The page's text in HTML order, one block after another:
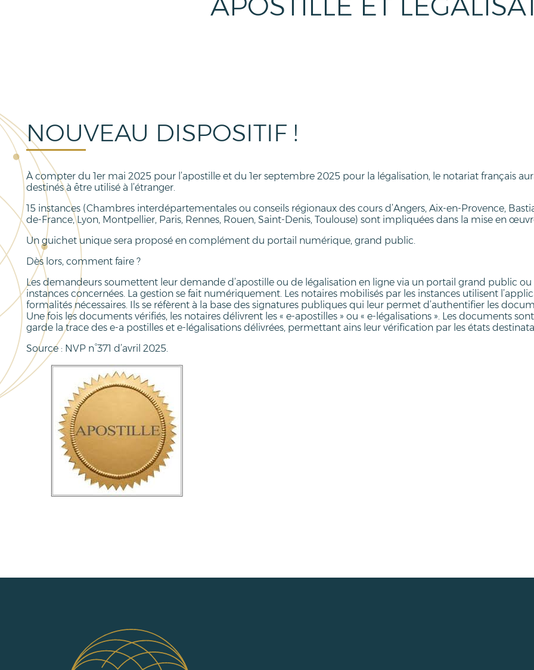
NOUVEAU DISPOSITIF !
À compter du 1er mai 2025 pour l’apostille et du 1er septembre 2025 pour la légalisation, le notariat français
destinés à être utilisé à l’étranger.
15 instances (Chambres interdépartementales ou conseils régionaux des cours d’Angers, Aix-en-Provence,
de-France, Lyon, Montpellier, Paris, Rennes, Rouen, Saint-Denis, Toulouse) sont impliquées dans la mise en
Un guichet unique sera proposé en complément du portail numérique, grand public.
Dès lors, comment faire ?
Les demandeurs soumettent leur demande d’apostille ou de légalisation en ligne via un portail grand public
instances concernées. La gestion se fait numériquement. Les notaires mobilisés par les instances utilisent
formalités nécessaires. Ils se réfèrent à la base des signatures publiques qui leur permet d’authentifier les
Une fois les documents vérifiés, les notaires délivrent les « e-apostilles » ou « e-légalisations ». Les documents
garde la trace des e-a postilles et e-légalisations délivrées, permettant ains leur vérification par les états
Source : NVP n°371 d’avril 2025.